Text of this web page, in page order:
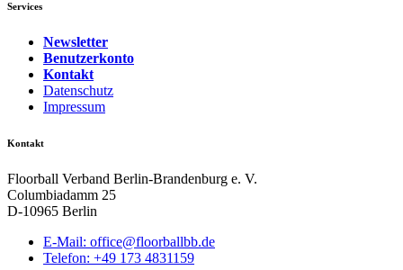
Services
Newsletter
Benutzerkonto
Kontakt
Datenschutz
Impressum
Kontakt
Floorball Verband Berlin-Brandenburg e. V.
Columbiadamm 25
D-10965 Berlin
E-Mail: ed.bbllabroolf@eciffo
Telefon: +49 173 4831159